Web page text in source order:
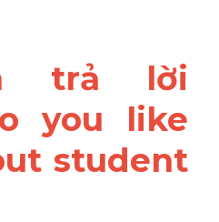
trả lời
you like
student